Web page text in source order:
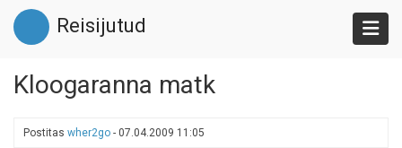
Liigu
edasi
põhisisu
Reisijutud
Kloogaranna matk
Postitas wher2go - 07.04.2009 11:05